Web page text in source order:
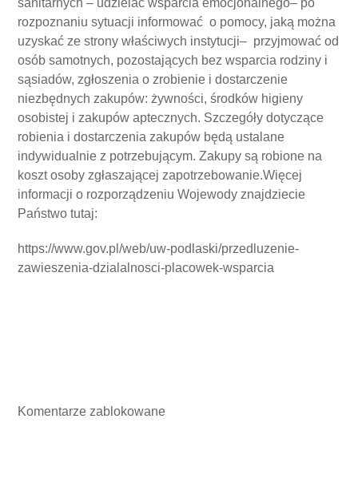
sanitarnych – udzielać wsparcia emocjonalnego– po
rozpoznaniu sytuacji informować o pomocy, jaką można
uzyskać ze strony właściwych instytucji– przyjmować od
osób samotnych, pozostających bez wsparcia rodziny i
sąsiadów, zgłoszenia o zrobienie i dostarczenie
niezbędnych zakupów: żywności, środków higieny
osobistej i zakupów aptecznych. Szczegóły dotyczące
robienia i dostarczenia zakupów będą ustalane
indywidualnie z potrzebującym. Zakupy są robione na
koszt osoby zgłaszającej zapotrzebowanie.Więcej
informacji o rozporządzeniu Wojewody znajdziecie
Państwo tutaj:
https://www.gov.pl/web/uw-podlaski/przedluzenie-
zawieszenia-dzialalnosci-placowek-wsparcia
Komentarze zablokowane